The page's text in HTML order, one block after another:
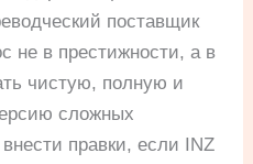
поставщик
не в престижности, а в
чистую, полную и
сложных
правки, если INZ